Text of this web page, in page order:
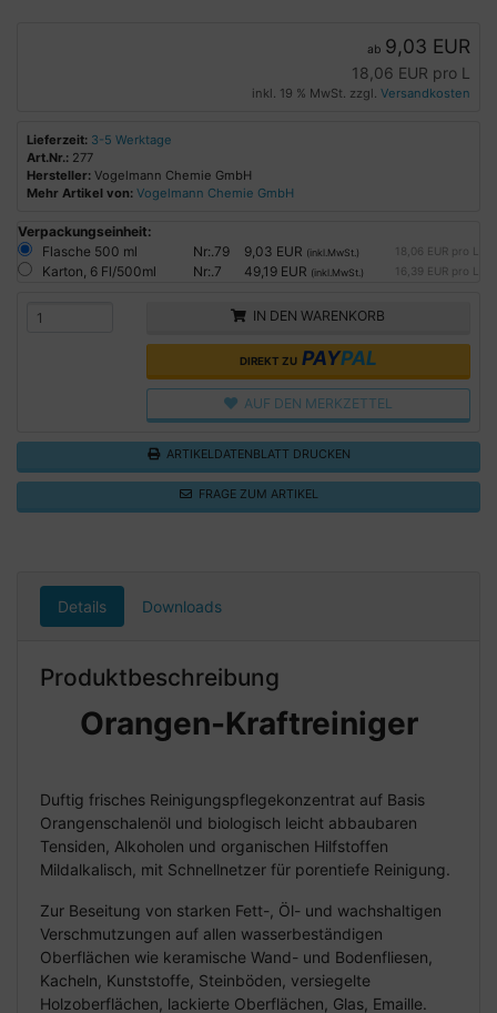
ab 9,03 EUR
18,06 EUR pro L
inkl. 19 % MwSt. zzgl. Versandkosten
Lieferzeit: 3-5 Werktage
Art.Nr.: 277
Hersteller: Vogelmann Chemie GmbH
Mehr Artikel von: Vogelmann Chemie GmbH
Verpackungseinheit:
Flasche 500 ml
Nr:.79 9,03 EUR (inkl.MwSt.) 18,06 EUR pro L
Karton, 6 Fl/500ml Nr:.7 49,19 EUR (inkl.MwSt.) 16,39 EUR pro L
IN DEN WARENKORB
DIREKT ZU PAYPAL
AUF DEN MERKZETTEL
ARTIKELDATENBLATT DRUCKEN
FRAGE ZUM ARTIKEL
Details Downloads
Produktbeschreibung
Orangen-Kraftreiniger
Duftig frisches Reinigungspflegekonzentrat auf Basis
Orangenschalenöl und biologisch leicht abbaubaren
Tensiden, Alkoholen und organischen Hilfstoffen
Mildalkalisch, mit Schnellnetzer für porentiefe Reinigung.
Zur Beseitung von starken Fett-, Öl- und wachshaltigen
Verschmutzungen auf allen wasserbeständigen
Oberflächen wie keramische Wand- und Bodenfliesen,
Kacheln, Kunststoffe, Steinböden, versiegelte
Holzoberflächen, lackierte Oberflächen, Glas, Emaille.